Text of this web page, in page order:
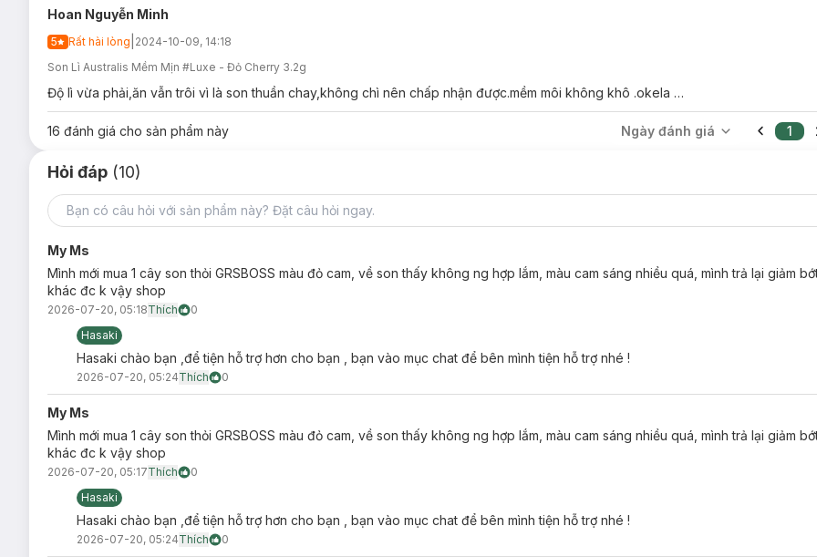
Hoan Nguyễn Minh
5 Rất hài lòng 2024-10-09, 14:18
Son Lì Australis Mềm Mịn #Luxe - Đỏ Cherry 3.2g
Độ lì vừa phải,ăn vẫn trôi vì là son thuần chay,không chì nên chấp nhận được.mềm môi không khô .okela …
16 đánh giá cho sản phẩm này Ngày đánh giá 1
Hỏi đáp (10)
My Ms
Mình mới mua 1 cây son thỏi GRSBOSS màu đỏ cam, về son thấy không ng hợp lắm, màu cam sáng nhiều quá, mình trả lại giảm
khác đc k vậy shop
2026-07-20, 05:18Thích
0
Hasaki
Hasaki chào bạn ,để tiện hỗ trợ hơn cho bạn , bạn vào mục chat để bên mình tiện hỗ trợ nhé !
2026-07-20, 05:24Thích 0
My Ms
Mình mới mua 1 cây son thỏi GRSBOSS màu đỏ cam, về son thấy không ng hợp lắm, màu cam sáng nhiều quá, mình trả lại giảm
khác đc k vậy shop
2026-07-20, 05:17Thích
0
Hasaki
Hasaki chào bạn ,để tiện hỗ trợ hơn cho bạn , bạn vào mục chat để bên mình tiện hỗ trợ nhé !
2026-07-20, 05:24Thích 0